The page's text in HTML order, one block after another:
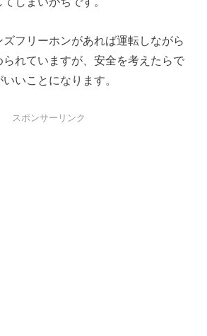
フリーホンがあれば運転しながら
れていますが、安全を考えたらで
いことになります。
スポンサーリンク